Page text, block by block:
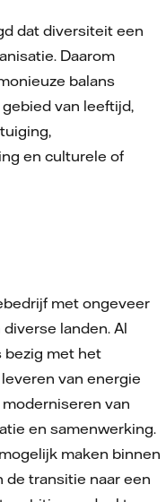
dat diversiteit een
Daarom
balans
van leeftijd,
en culturele of
met ongeveer
landen. Al
bezig met het
van energie
van
en samenwerking.
maken binnen
de transitie naar een